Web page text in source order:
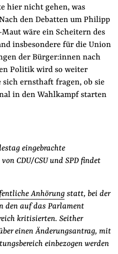
hier nicht gehen, was
den Debatten um Philipp
wäre ein Scheitern des
insbesondere für die Union
der Bürger:innen nach
Politik wird so weiter
ernsthaft fragen, ob sie
in den Wahlkampf starten
eingebrachte
CDU/CSU und SPD findet
Anhörungstatt, bei der
den auf das Parlament
kritisierten. Seither
einen Änderungsantrag, mit
einbezogen werden